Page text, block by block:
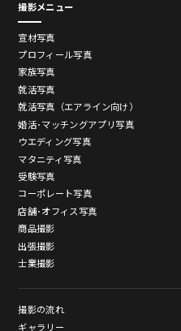
撮影メニュー
宣材写真
プロフィール写真
家族写真
就活写真
就活写真（エアライン向け）
婚活･マッチングアプリ写真
ウエディング写真
マタニティ写真
受験写真
コーポレート写真
店舗･オフィス写真
商品撮影
出張撮影
士業撮影
撮影の流れ
ギャラリー